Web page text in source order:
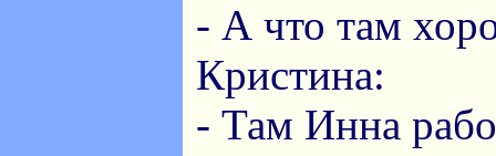
- А что там
Кристина:
- Там Инна